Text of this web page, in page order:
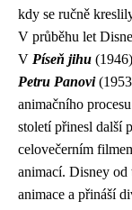
kdy se ručně
V průběhu let
V Píseň jihu
Petru Panovi
animačního
století přinesl další
celovečerním
animací. Disney od
animace a přináší